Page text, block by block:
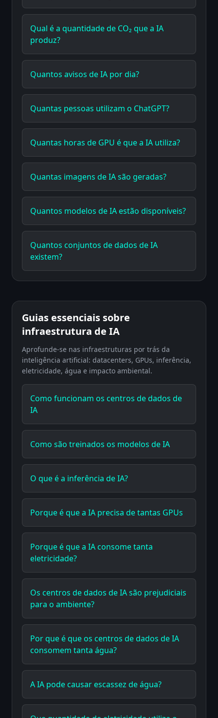
Qual é a quantidade de CO₂ que a IA
produz?
Quantos avisos de IA por dia?
Quantas pessoas utilizam o ChatGPT?
Quantas horas de GPU é que a IA utiliza?
Quantas imagens de IA são geradas?
Quantos modelos de IA estão disponíveis?
Quantos conjuntos de dados de IA
existem?
Guias essenciais sobre
infraestrutura de IA
Aprofunde-se nas infraestruturas por trás da
inteligência artificial: datacenters, GPUs, inferência,
eletricidade, água e impacto ambiental.
Como funcionam os centros de dados de
IA
Como são treinados os modelos de IA
O que é a inferência de IA?
Porque é que a IA precisa de tantas GPUs
Porque é que a IA consome tanta
eletricidade?
Os centros de dados de IA são prejudiciais
para o ambiente?
Por que é que os centros de dados de IA
consomem tanta água?
A IA pode causar escassez de água?